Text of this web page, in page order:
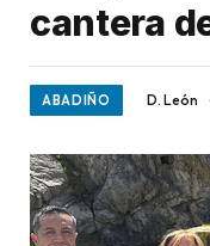
cantera
ABADIÑO D. León